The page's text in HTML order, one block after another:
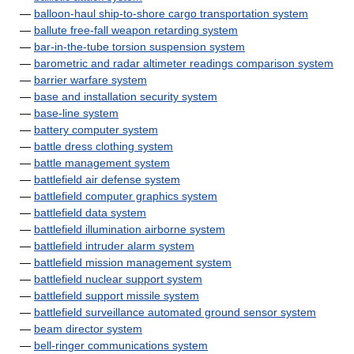
— balloon-haul ship-to-shore cargo transportation system
— ballute free-fall weapon retarding system
— bar-in-the-tube torsion suspension system
— barometric and radar altimeter readings comparison system
— barrier warfare system
— base and installation security system
— base-line system
— battery computer system
— battle dress clothing system
— battle management system
— battlefield air defense system
— battlefield computer graphics system
— battlefield data system
— battlefield illumination airborne system
— battlefield intruder alarm system
— battlefield mission management system
— battlefield nuclear support system
— battlefield support missile system
— battlefield surveillance automated ground sensor system
— beam director system
— bell-ringer communications system